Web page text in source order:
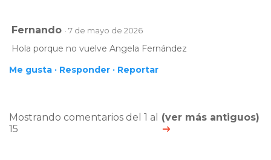
Fernando · 7 de mayo de 2026
Hola porque no vuelve Angela Fernández
Me gusta · Responder · Reportar
Mostrando comentarios del 1 al
15
(ver más antiguos)